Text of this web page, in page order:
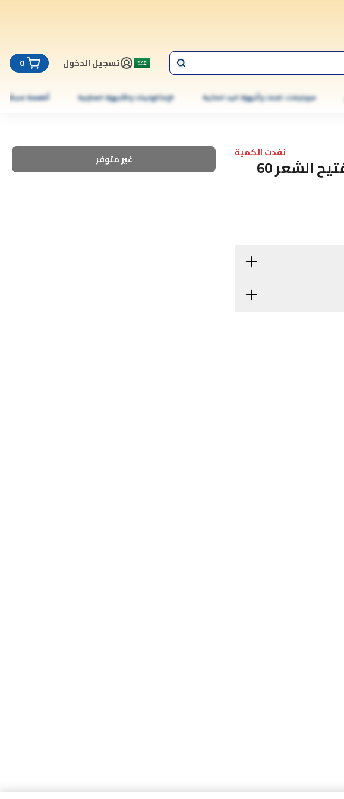
تسجيل الدخول 0
موبايلات، تابلت وأجهزة اليد الذكية الإلكترونيات والأجهزة المنزلية أطعمة مجمّدة
نفدت الكمية
ويلا ويلوكسون 9% بالأعشاب لتفتيح الشعر 60 غير متوفر